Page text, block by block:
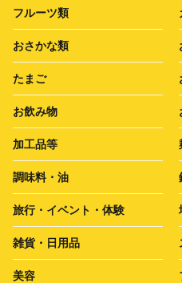
フルーツ類
おさかな類
たまご
お飲み物
加工品等
調味料・油
旅行・イベント・体験
雑貨・日用品
美容